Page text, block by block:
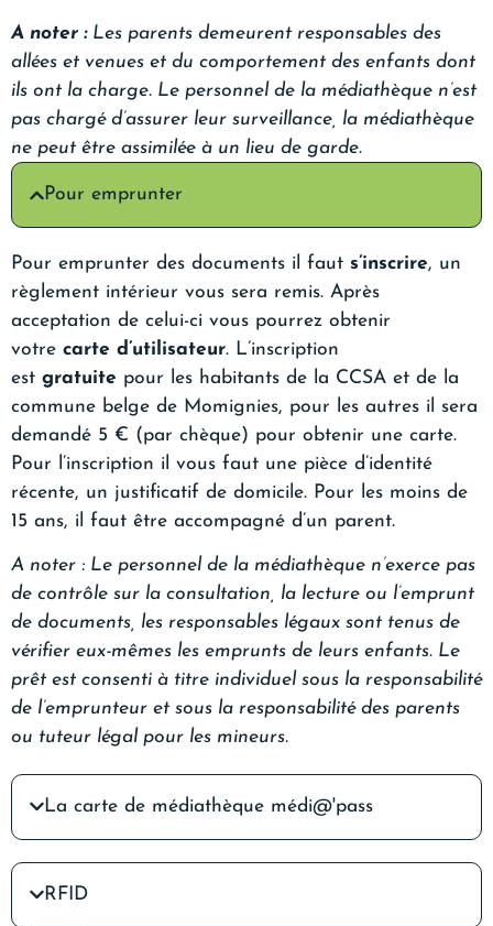
A noter :Les parents demeurent responsables des
allées et venues et du comportement des enfants dont
ils ont la charge. Le personnel de la médiathèque n’est
pas chargé d’assurer leur surveillance, la médiathèque
ne peut être assimilée à un lieu de garde.
Pour emprunter
Pour emprunter des documents il faut s’inscrire, un
règlement intérieur vous sera remis. Après
acceptation de celui-ci vous pourrez obtenir
votre carte d’utilisateur. L’inscription
est gratuite pour les habitants de la CCSA et de la
commune belge de Momignies, pour les autres il sera
demandé 5 € (par chèque) pour obtenir une carte.
Pour l’inscription il vous faut une pièce d’identité
récente, un justificatif de domicile. Pour les moins de
15 ans, il faut être accompagné d’un parent.
A noter : Le personnel de la médiathèque n’exerce pas
de contrôle sur la consultation, la lecture ou l’emprunt
de documents, les responsables légaux sont tenus de
vérifier eux-mêmes les emprunts de leurs enfants. Le
prêt est consenti à titre individuel sous la responsabilité
de l’emprunteur et sous la responsabilité des parents
ou tuteur légal pour les mineurs.
La carte de médiathèque médi@'pass
RFID